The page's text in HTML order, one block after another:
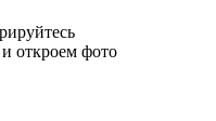
откроем фото